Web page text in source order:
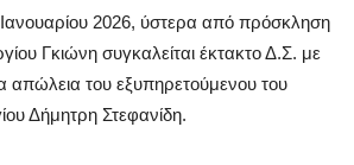
Ιανουαρίου 2026, ύστερα από πρόσκληση
Γκιώνη συγκαλείται έκτακτο Δ.Σ. με
απώλεια του εξυπηρετούμενου του
Δήμητρη Στεφανίδη.